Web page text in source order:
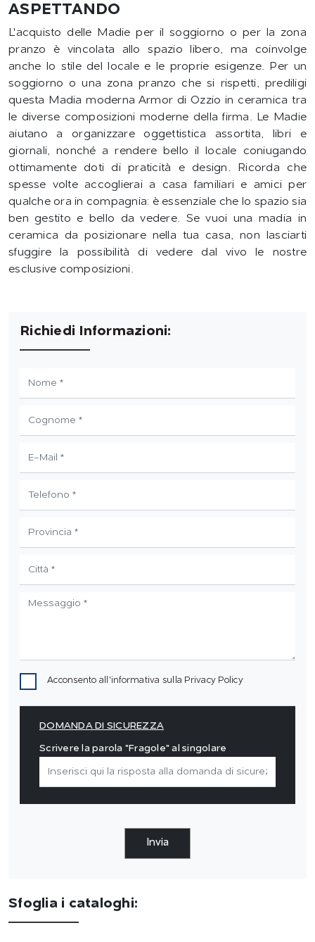
ASPETTANDO
L'acquisto delle Madie per il soggiorno o per la zona
pranzo è vincolata allo spazio libero, ma coinvolge
anche lo stile del locale e le proprie esigenze. Per un
soggiorno o una zona pranzo che si rispetti, prediligi
questa Madia moderna Armor di Ozzio in ceramica tra
le diverse composizioni moderne della firma. Le Madie
aiutano a organizzare oggettistica assortita, libri e
giornali, nonché a rendere bello il locale coniugando
ottimamente doti di praticità e design. Ricorda che
spesse volte accoglierai a casa familiari e amici per
qualche ora in compagnia: è essenziale che lo spazio sia
ben gestito e bello da vedere. Se vuoi una madia in
ceramica da posizionare nella tua casa, non lasciarti
sfuggire la possibilità di vedere dal vivo le nostre
esclusive composizioni.
Richiedi Informazioni:
Acconsento all'informativa sulla Privacy Policy
DOMANDA DI SICUREZZA
Scrivere la parola "Fragole" al singolare
Invia
Sfoglia i cataloghi: